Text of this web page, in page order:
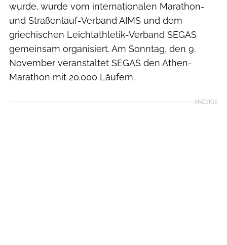
wurde, wurde vom internationalen Marathon-
und Straßenlauf-Verband AIMS und dem
griechischen Leichtathletik-Verband SEGAS
gemeinsam organisiert. Am Sonntag, den 9.
November veranstaltet SEGAS den Athen-
Marathon mit 20.000 Läufern.
ANZEIGE